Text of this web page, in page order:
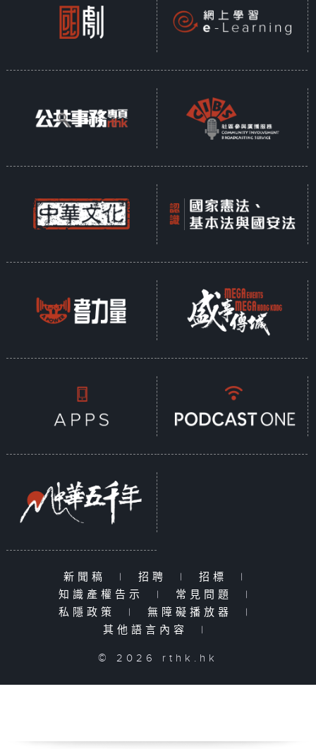
新聞稿 | 招聘 | 招標
|
知識產權告示
| 常見問題
|
私隱政策
| 無障礙播放器
|
其他語言內容
|
© 2026 rthk.hk